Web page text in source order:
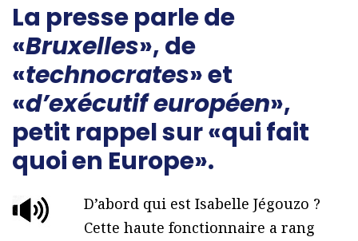
La presse parle de
«Bruxelles», de
«technocrates» et
«d’exécutif européen»,
petit rappel sur «qui fait
quoi en Europe».
D’abord qui est Isabelle Jégouzo ?
Cette haute fonctionnaire a rang